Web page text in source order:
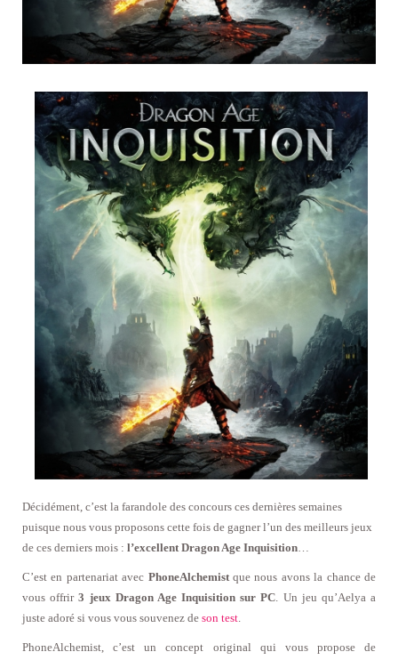
Décidément, c’est la farandole des concours ces dernières semaines
puisque nous vous proposons cette fois de gagner l’un des meilleurs jeux
de ces derniers mois : l’excellent Dragon Age Inquisition…
C’est en partenariat avec PhoneAlchemistque nous avons la chance de
vous offrir3 jeux Dragon Age Inquisition sur PC. Un jeu qu’Aelya a
juste adoré si vous vous souvenez de son test.
PhoneAlchemist, c’est un concept original qui vous propose de